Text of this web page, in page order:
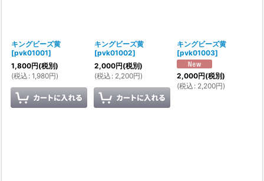
キングビーズ黄
[pvk01001]
1,800円(税別)
(税込 : 1,980円)
キングビーズ黄
[pvk01002]
2,000円(税別)
(税込 : 2,200円)
キングビーズ黄
[pvk01003]
2,000円(税別)
(税込 : 2,200円)